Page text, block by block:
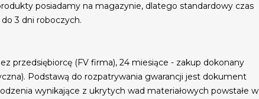
posiadamy na magazynie, dlatego standardowy czas
3 dni roboczych.
przedsiębiorcę (FV firma), 24 miesiące - zakup dokonany
Podstawą do rozpatrywania gwarancji jest dokument
wynikające z ukrytych wad materiałowych powstałe w